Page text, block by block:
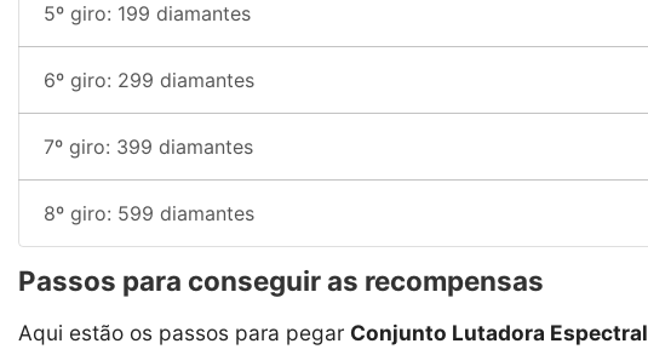
5º giro: 199 diamantes
6º giro: 299 diamantes
7º giro: 399 diamantes
8º giro: 599 diamantes
Passos para conseguir as recompensas
Aqui estão os passos para pegar Conjunto Lutadora Espectral